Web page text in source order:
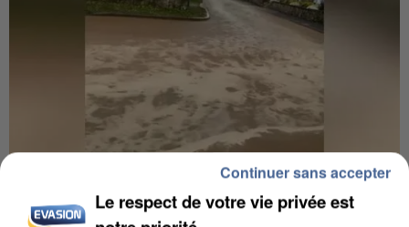
UNE TOURISTE DE L’OISE EMPORTÉE PAR UNE
Le respect de votre vie privée est
Continuer sans accepter